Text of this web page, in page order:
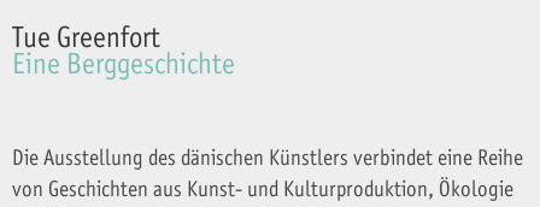
Tue Greenfort
Eine Berggeschichte
Die Ausstellung des dänischen Künstlers verbindet eine Reihe
von Geschichten aus Kunst- und Kulturproduktion, Ökologie